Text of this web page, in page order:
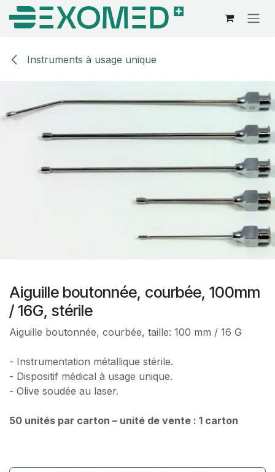
Se rendre au contenu
Instruments à usage unique
Aiguille boutonnée, courbée, 100mm
/ 16G, stérile
Aiguille boutonnée, courbée, taille: 100 mm / 16 G
- Instrumentation métallique stérile.
- Dispositif médical à usage unique.
- Olive soudée au laser.
50 unités par carton – unité de vente : 1 carton